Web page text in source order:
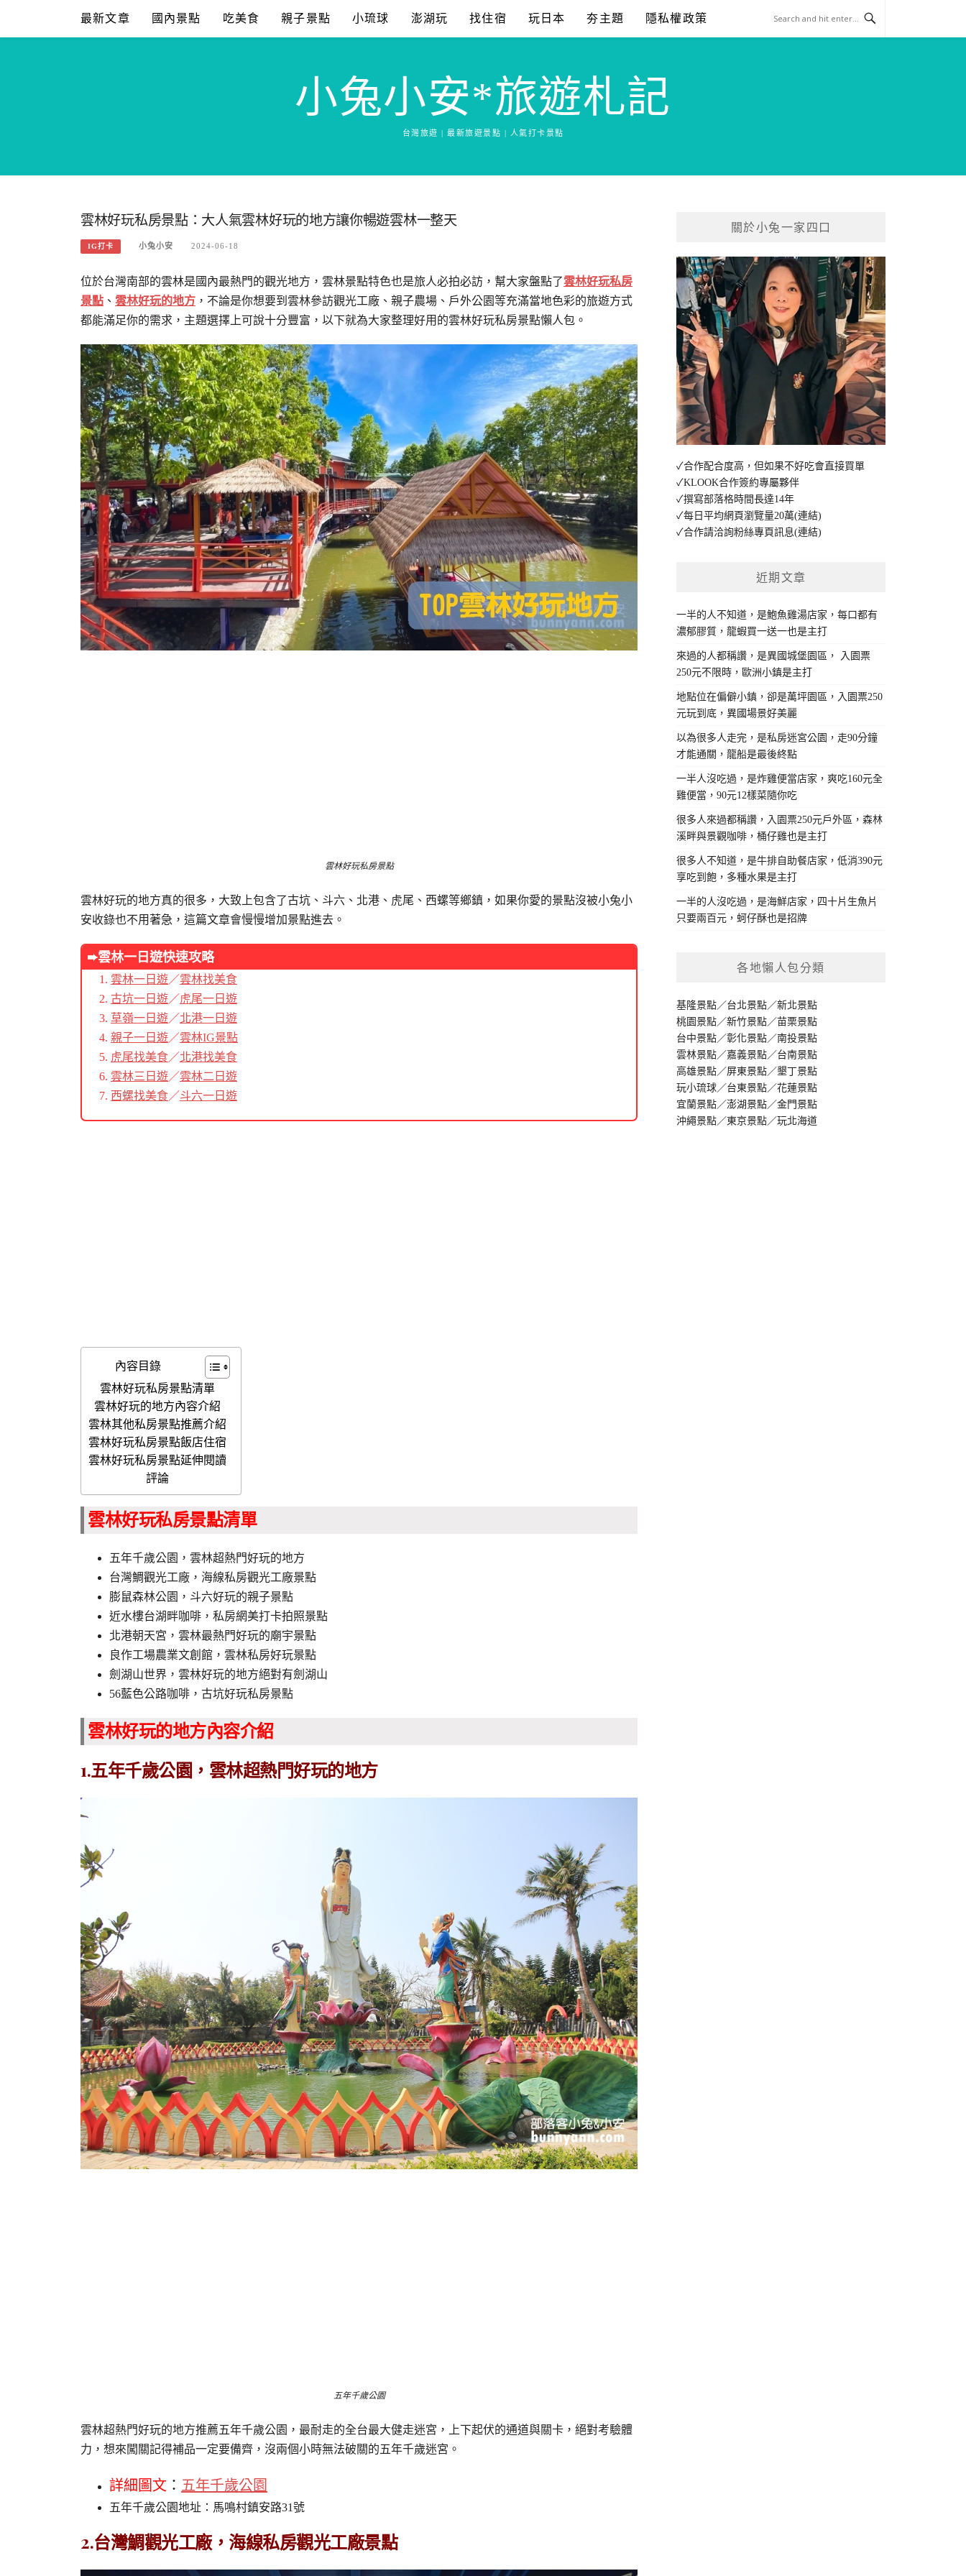
content
最新文章 國內景點 吃美食 親子景點 小琉球 澎湖玩 找住宿 玩日本 夯主題 隱私權政策
小兔小安*旅遊札記
台灣旅遊 | 最新旅遊景點 | 人氣打卡景點
雲林好玩私房景點：大人氣雲林好玩的地方讓你暢遊雲林一整天
IG打卡 小兔小安 2024-06-18
位於台灣南部的雲林是國內最熱門的觀光地方，雲林景點特色也是旅人必拍必訪，幫大家盤點了雲林好玩私房
景點 、 雲林好玩的地方 ，不論是你想要到雲林參訪觀光工廠、親子農場、戶外公園等充滿當地色彩的旅遊方式
都能滿足你的需求，主題選擇上可說十分豐富，以下就為大家整理好用的雲林好玩私房景點懶人包。
雲林好玩私房景點
雲林好玩的地方真的很多，大致上包含了古坑、斗六、北港、虎尾、西螺等鄉鎮，如果你愛的景點沒被小兔小
安收錄也不用著急，這篇文章會慢慢增加景點進去。
➨雲林一日遊快速攻略
雲林一日遊／雲林找美食
古坑一日遊／虎尾一日遊
草嶺一日遊／北港一日遊
親子一日遊／雲林IG景點
虎尾找美食／北港找美食
雲林三日遊／雲林二日遊
西螺找美食／斗六一日遊
內容目錄
雲林好玩私房景點清單
雲林好玩的地方內容介紹
雲林其他私房景點推薦介紹
雲林好玩私房景點飯店住宿
雲林好玩私房景點延伸閱讀
評論
雲林好玩私房景點清單
五年千歲公園，雲林超熱門好玩的地方
台灣鯛觀光工廠，海線私房觀光工廠景點
膨鼠森林公園，斗六好玩的親子景點
近水樓台湖畔咖啡，私房網美打卡拍照景點
北港朝天宮，雲林最熱門好玩的廟宇景點
良作工場農業文創館，雲林私房好玩景點
劍湖山世界，雲林好玩的地方絕對有劍湖山
56藍色公路咖啡，古坑好玩私房景點
雲林好玩的地方內容介紹
1.五年千歲公園，雲林超熱門好玩的地方
五年千歲公園
雲林超熱門好玩的地方推薦五年千歲公園，最耐走的全台最大健走迷宮，上下起伏的通道與關卡，絕對考驗體
力，想來闖關記得補品一定要備齊，沒兩個小時無法破關的五年千歲迷宮。
詳細圖文 ： 五年千歲公園
五年千歲公園地址：馬鳴村鎮安路31號
2.台灣鯛觀光工廠，海線私房觀光工廠景點
關於小兔一家四口
✓合作配合度高，但如果不好吃會直接買單
✓KLOOK合作簽約專屬夥伴
✓撰寫部落格時間長達14年
✓每日平均網頁瀏覽量20萬(連結)
✓合作請洽詢粉絲專頁訊息(連結)
近期文章
一半的人不知道，是鮑魚雞湯店家，每口都有
濃郁膠質，龍蝦買一送一也是主打
來過的人都稱讚，是異國城堡園區， 入園票
250元不限時，歐洲小鎮是主打
地點位在偏僻小鎮，卻是萬坪園區，入園票250
元玩到底，異國場景好美麗
以為很多人走完，是私房迷宮公園，走90分鐘
才能通關，龍船是最後終點
一半人沒吃過，是炸雞便當店家，爽吃160元全
雞便當，90元12樣菜隨你吃
很多人來過都稱讚，入園票250元戶外區，森林
溪畔與景觀咖啡，桶仔雞也是主打
很多人不知道，是牛排自助餐店家，低消390元
享吃到飽，多種水果是主打
一半的人沒吃過，是海鮮店家，四十片生魚片
只要兩百元，蚵仔酥也是招牌
各地懶人包分類
基隆景點／台北景點／新北景點
桃園景點／新竹景點／苗栗景點
台中景點／彰化景點／南投景點
雲林景點／嘉義景點／台南景點
高雄景點／屏東景點／墾丁景點
玩小琉球／台東景點／花蓮景點
宜蘭景點／澎湖景點／金門景點
沖繩景點／東京景點／玩北海道